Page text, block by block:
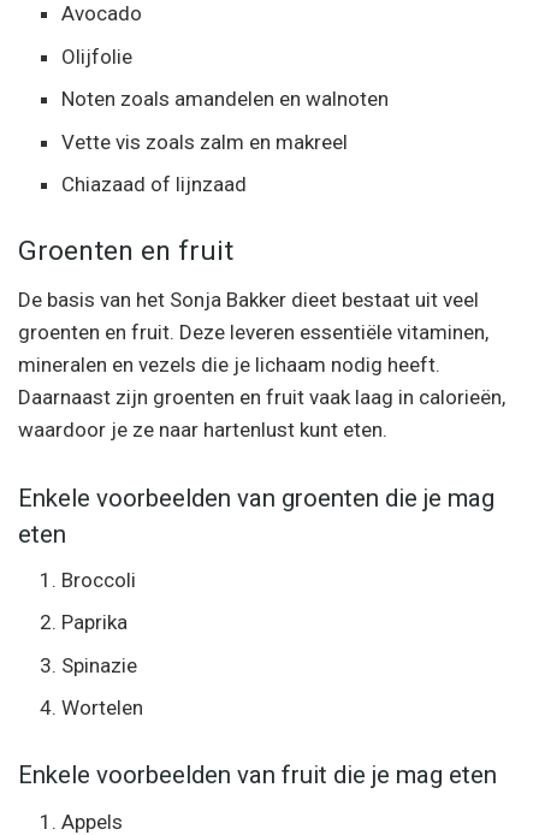
Avocado
Olijfolie
Noten zoals amandelen en walnoten
Vette vis zoals zalm en makreel
Chiazaad of lijnzaad
Groenten en fruit
De basis van het Sonja Bakker dieet bestaat uit veel
groenten en fruit. Deze leveren essentiële vitaminen,
mineralen en vezels die je lichaam nodig heeft.
Daarnaast zijn groenten en fruit vaak laag in calorieën,
waardoor je ze naar hartenlust kunt eten.
Enkele voorbeelden van groenten die je mag
eten
Broccoli
Paprika
Spinazie
Wortelen
Enkele voorbeelden van fruit die je mag eten
Appels